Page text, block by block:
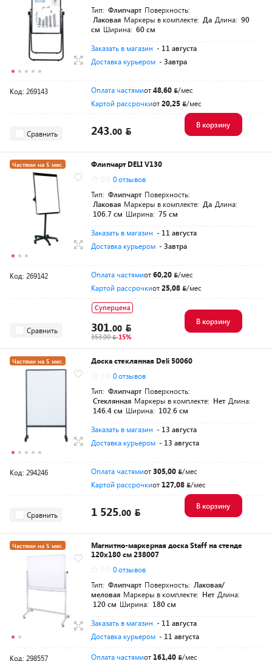
Тип: Флипчарт Поверхность:
Лаковая Маркеры в комплекте: Да Длина: 90
см Ширина: 60 см
Заказать в магазин - 11 августа
Доставка курьером - Завтра
Код: 269143 Оплата частямиот48,60
/мес
Картой рассрочкиот20,25 /мес
Сравнить 243.00
В корзину
Частями на 5 мес.
Флипчарт DELI V130
0 отзывов
Тип: Флипчарт Поверхность:
Лаковая Маркеры в комплекте: Да Длина:
106.7 см Ширина: 75 см
Заказать в магазин - 11 августа
Доставка курьером - Завтра
Код: 269142 Оплата частямиот60,20
/мес
Картой рассрочкиот25,08 /мес
Сравнить
Суперцена
301.00
353.00 -15%
В корзину
Частями на 5 мес.
Доска стеклянная Deli 50060
0 отзывов
Тип: Флипчарт Поверхность:
Стеклянная Маркеры в комплекте: Нет Длина:
146.4 см Ширина: 102.6 см
Заказать в магазин - 13 августа
Доставка курьером - 13 августа
Код: 294246 Оплата частямиот305,00
/мес
Картой рассрочкиот 127,08 /мес
Сравнить 1 525.00
В корзину
Частями на 5 мес.
Магнитно-маркерная доска Staff на стенде
120х180 см 238007
0 отзывов
Тип: Флипчарт Поверхность: Лаковая/
меловая Маркеры в комплекте: Нет Длина:
120 см Ширина: 180 см
Заказать в магазин - 11 августа
Доставка курьером - 11 августа
Код: 298557 Оплата частямиот 161,40 /мес